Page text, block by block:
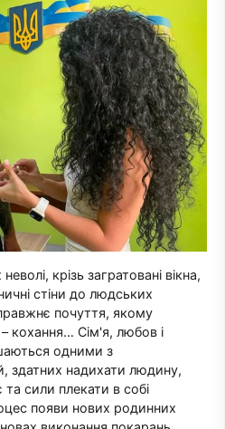
крізь загратовані вікна,
стіни до людських
почуття, якому
кохання… Сім'я, любов і
одними з
здатних надихати людину,
сили плекати в собі
появи нових родинних